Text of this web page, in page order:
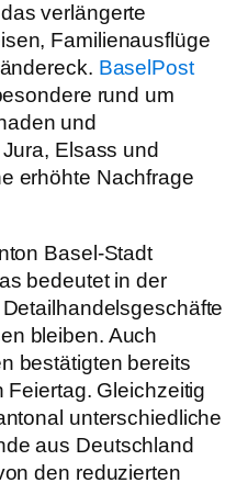
verlängerte
Familienausflüge
BaselPost
rund um
und
Elsass und
erhöhte Nachfrage
Basel-Stadt
bedeutet in der
bleiben. Auch
bestätigten bereits
Feiertag. Gleichzeitig
unterschiedliche
aus Deutschland
den reduzierten